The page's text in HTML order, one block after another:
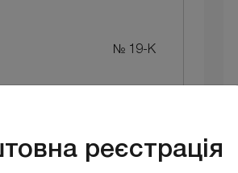
№ 19-К
про трудову діяльність
соціального страхування
перехідні положення Закону
актів України
реєстрація